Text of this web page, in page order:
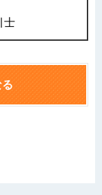
士